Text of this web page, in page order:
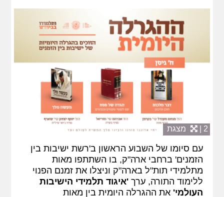
2 | מצגת
עם סיומו של השבוע הראשון ב'רשת ישיבות בין
הזמנים' ברחבי ארה"ק, בו השתתפו מאות
מתלמידי תות"ל בארה"ק וניצלו את זמנם הפנוי
ללימוד התורה, ערך'איגוד תלמידי הישיבות
העולמי' את ההגרלה היומית בין מאות